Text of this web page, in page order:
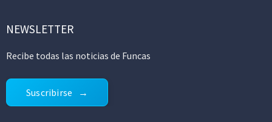
NEWSLETTER
Recibe todas las noticias de Funcas
Suscribirse